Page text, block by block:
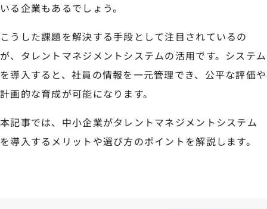
いる企業もあるでしょう。
こうした課題を解決する手段として注目されているの
が、タレントマネジメントシステムの活用です。システム
を導入すると、社員の情報を一元管理でき、公平な評価や
計画的な育成が可能になります。
本記事では、中小企業がタレントマネジメントシステム
を導入するメリットや選び方のポイントを解説します。